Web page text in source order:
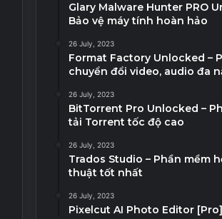
Glary Malware Hunter PRO
Bảo vệ máy tính hoàn hảo
26 July, 2023
Format Factory Unlocked –
chuyển đổi video, audio đa
26 July, 2023
BitTorrent Pro Unlocked –
tải Torrent tốc độ cao
26 July, 2023
Trados Studio – Phần mềm
thuật tốt nhất
26 July, 2023
Pixelcut AI Photo Editor [Pro]